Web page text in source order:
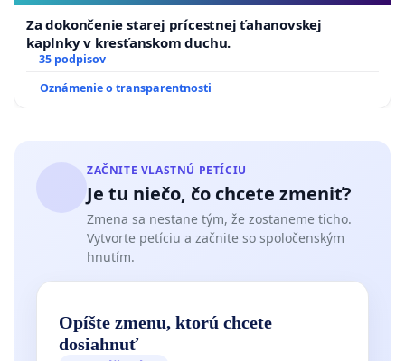
Za dokončenie starej prícestnej ťahanovskej
kaplnky v kresťanskom duchu.
35 podpisov
Oznámenie o transparentnosti
ZAČNITE VLASTNÚ PETÍCIU
Je tu niečo, čo chcete zmeniť?
Zmena sa nestane tým, že zostaneme ticho.
Vytvorte petíciu a začnite so spoločenským
hnutím.
Opíšte zmenu, ktorú chcete
dosiahnuť